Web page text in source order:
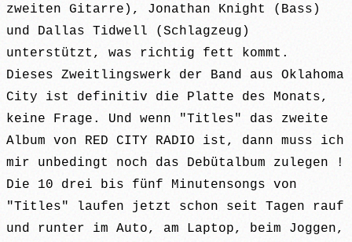
zweiten Gitarre), Jonathan Knight (Bass)
und Dallas Tidwell (Schlagzeug)
unterstützt, was richtig fett kommt.
Dieses Zweitlingswerk der Band aus Oklahoma
City ist definitiv die Platte des Monats,
keine Frage. Und wenn "Titles" das zweite
Album von RED CITY RADIO ist, dann muss ich
mir unbedingt noch das Debütalbum zulegen !
Die 10 drei bis fünf Minutensongs von
"Titles" laufen jetzt schon seit Tagen rauf
und runter im Auto, am Laptop, beim Joggen,